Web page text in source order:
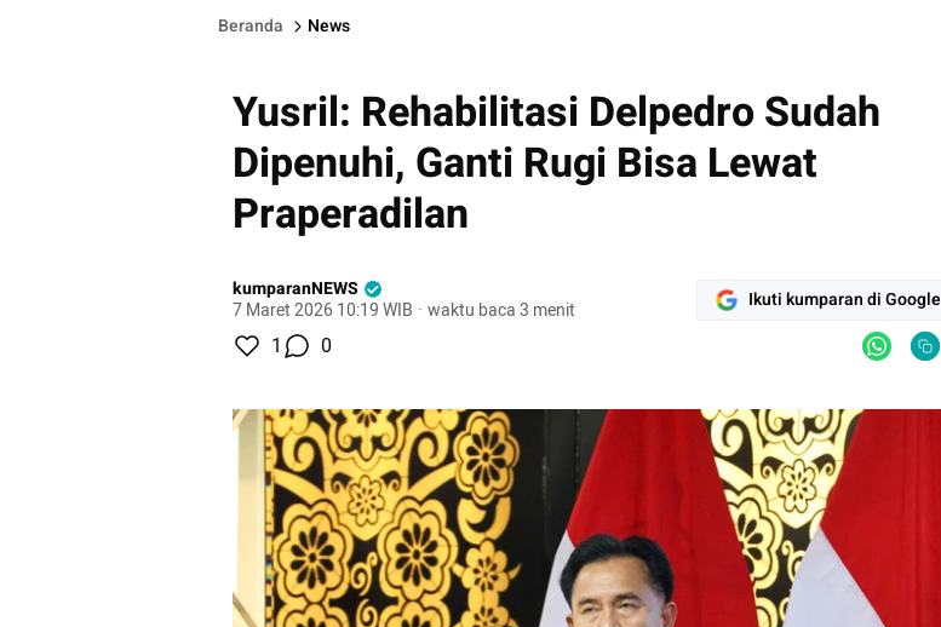
Beranda News
Yusril: Rehabilitasi Delpedro Sudah
Dipenuhi, Ganti Rugi Bisa Lewat
Praperadilan
kumparanNEWS
7 Maret 2026 10:19 WIB · waktu baca 3 menit Ikuti kumparan di Google
1 0